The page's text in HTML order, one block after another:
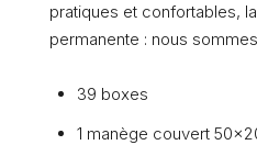
pratiques et confortables,
permanente : nous
39 boxes
1 manège couvert